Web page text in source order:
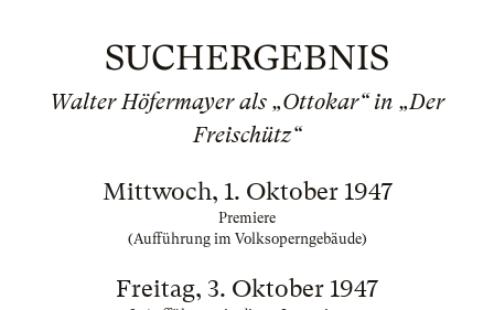
SUCHERGEBNIS
Walter Höfermayer als „Ottokar“ in „Der
Freischütz“
Mittwoch, 1. Oktober 1947
Premiere
(Aufführung im Volksoperngebäude)
Freitag, 3. Oktober 1947